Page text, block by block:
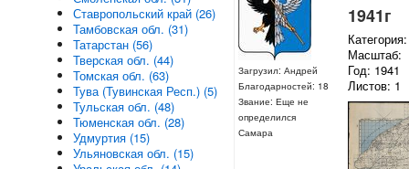
Загрузил: Андрей
Благодарностей: 18
Звание: Еще не
определился
Самара
1941г
Масштаб:
Год: 1941
Листов: 1
Ставропольский край (26)
Тамбовская обл. (31)
Татарстан (56)
Тверская обл. (44)
Томская обл. (63)
Тува (Тувинская Респ.) (5)
Тульская обл. (48)
Тюменская обл. (28)
Удмуртия (15)
Ульяновская обл. (15)